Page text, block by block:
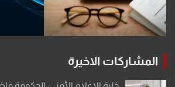
المشاركات الاخيرة